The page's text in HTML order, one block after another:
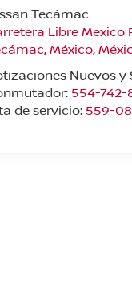
Tecámac
Libre Mexico
,México,
Nuevos y
554-742-
de servicio: 559-